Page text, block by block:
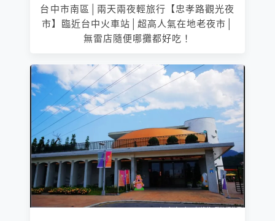
台中市南區│兩天兩夜輕旅行【忠孝路觀光夜
市】臨近台中火車站│超高人氣在地老夜市│
無雷店隨便哪攤都好吃！